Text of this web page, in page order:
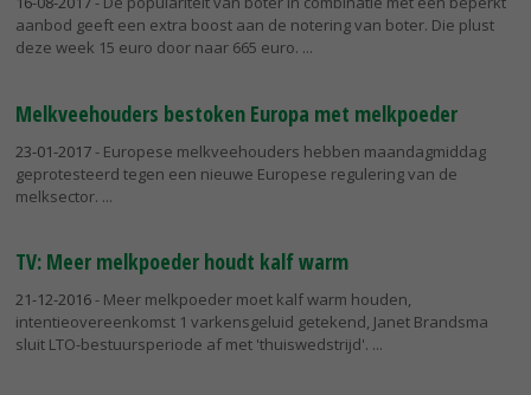
aanbod geeft een extra boost aan de notering van boter. Die plust
deze week 15 euro door naar 665 euro.
Melkveehouders bestoken Europa met melkpoeder
23-01-2017- Europese melkveehouders hebben maandagmiddag
geprotesteerd tegen een nieuwe Europese regulering van de
melksector.
TV: Meer melkpoeder houdt kalf warm
21-12-2016- Meer melkpoeder moet kalf warm houden,
intentieovereenkomst 1 varkensgeluid getekend, Janet Brandsma
sluit LTO-bestuursperiode af met 'thuiswedstrijd'.